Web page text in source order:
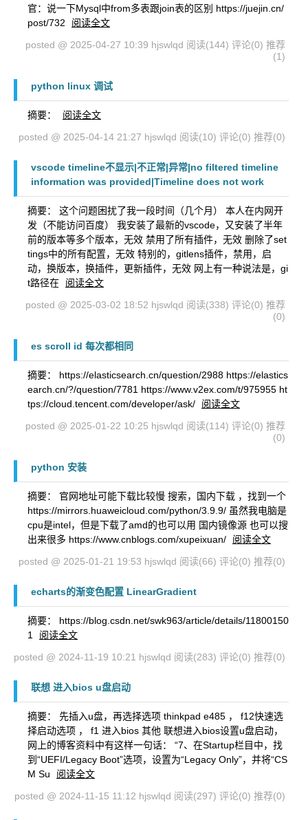
官：说一下Mysql中from多表跟join表的区别 https://juejin.cn/
post/732
阅读全文
posted @ 2025-04-27 10:39 hjswlqd 阅读(144) 评论(0) 推荐
(1)
python linux 调试
摘要：
阅读全文
posted @ 2025-04-14 21:27 hjswlqd 阅读(10) 评论(0) 推荐(0)
vscode timeline不显示|不正常|异常|no filtered timeline
information was provided|Timeline does not work
摘要： 这个问题困扰了我一段时间（几个月） 本人在内网开
发（不能访问百度） 我安装了最新的vscode，又安装了半年
前的版本等多个版本，无效 禁用了所有插件，无效 删除了set
tings中的所有配置，无效 特别的，gitlens插件，禁用，启
动，换版本，换插件，更新插件，无效 网上有一种说法是，gi
t路径在
阅读全文
posted @ 2025-03-02 18:52 hjswlqd 阅读(338) 评论(0) 推荐
(0)
es scroll id 每次都相同
摘要： https://elasticsearch.cn/question/2988 https://elastics
earch.cn/?/question/7781 https://www.v2ex.com/t/975955 ht
tps://cloud.tencent.com/developer/ask/
阅读全文
posted @ 2025-01-22 10:25 hjswlqd 阅读(114) 评论(0) 推荐
(0)
python 安装
摘要： 官网地址可能下载比较慢 搜索，国内下载 ，找到一个
https://mirrors.huaweicloud.com/python/3.9.9/ 虽然我电脑是
cpu是intel，但是下载了amd的也可以用 国内镜像源 也可以搜
出来很多 https://www.cnblogs.com/xupeixuan/
阅读全文
posted @ 2025-01-21 19:53 hjswlqd 阅读(66) 评论(0) 推荐(0)
echarts的渐变色配置 LinearGradient
摘要： https://blog.csdn.net/swk963/article/details/11800150
1
阅读全文
posted @ 2024-11-19 10:21 hjswlqd 阅读(283) 评论(0) 推荐(0)
联想 进入bios u盘启动
摘要： 先插入u盘，再选择选项 thinkpad e485 ， f12快速选
择启动选项 ， f1 进入bios 其他 联想进入bios设置u盘启动，
网上的博客资料中有这样一句话： “7、在Startup栏目中，找
到“UEFI/Legacy Boot”选项，设置为“Legacy Only”，并将“CS
M Su
阅读全文
posted @ 2024-11-15 11:12 hjswlqd 阅读(297) 评论(0) 推荐(0)